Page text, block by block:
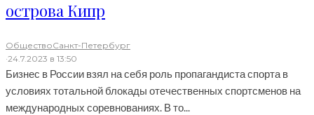
острова Кипр
ОбществоСанкт-Петербург
·24.7.2023 в 13:50
Бизнес в России взял на себя роль пропагандиста спорта в
условиях тотальной блокады отечественных спортсменов на
международных соревнованиях. В то...